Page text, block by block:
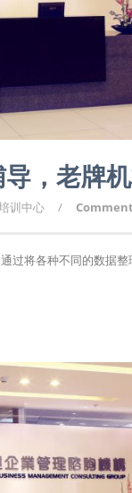
，老牌
训中心 /
过将各种不同的数据整